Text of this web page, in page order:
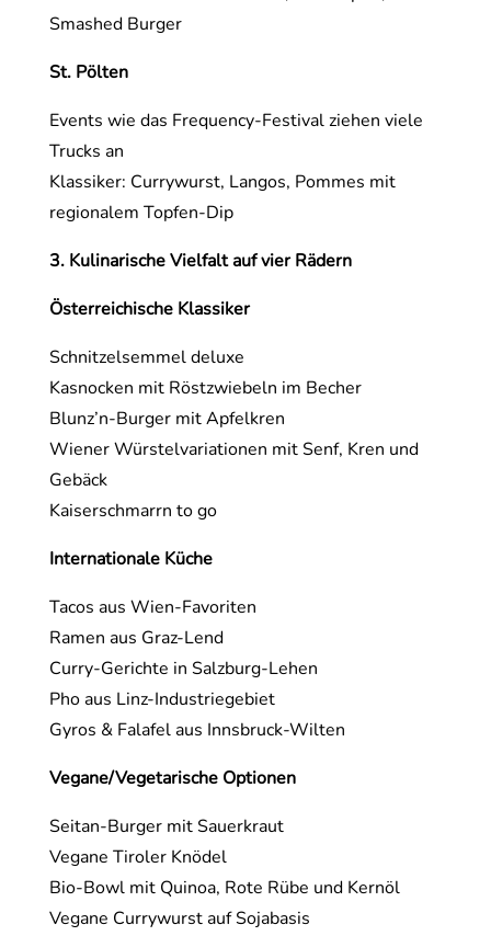
Smashed Burger
St. Pölten
Events wie das Frequency-Festival ziehen viele
Trucks an
Klassiker: Currywurst, Langos, Pommes mit
regionalem Topfen-Dip
3. Kulinarische Vielfalt auf vier Rädern
Österreichische Klassiker
Schnitzelsemmel deluxe
Kasnocken mit Röstzwiebeln im Becher
Blunz’n-Burger mit Apfelkren
Wiener Würstelvariationen mit Senf, Kren und
Gebäck
Kaiserschmarrn to go
Internationale Küche
Tacos aus Wien-Favoriten
Ramen aus Graz-Lend
Curry-Gerichte in Salzburg-Lehen
Pho aus Linz-Industriegebiet
Gyros & Falafel aus Innsbruck-Wilten
Vegane/Vegetarische Optionen
Seitan-Burger mit Sauerkraut
Vegane Tiroler Knödel
Bio-Bowl mit Quinoa, Rote Rübe und Kernöl
Vegane Currywurst auf Sojabasis